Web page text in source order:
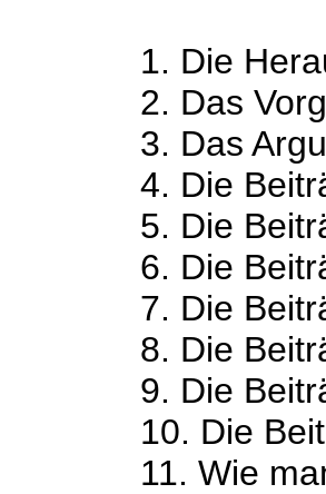
1. Die
2. Das
3. Das
4. Die
5. Die
6. Die
7. Die
8. Die
9. Die
10. Die
11. Wie